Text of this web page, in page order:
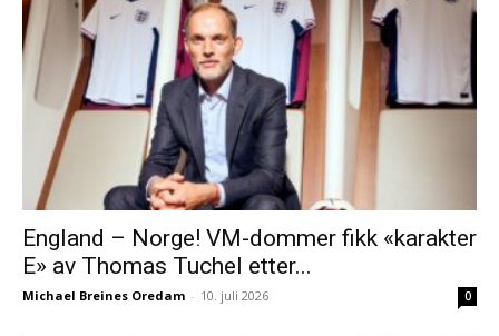
England – Norge! VM-dommer fikk «karakter
E» av Thomas Tuchel etter...
Michael Breines Oredam - 10. juli 2026 0